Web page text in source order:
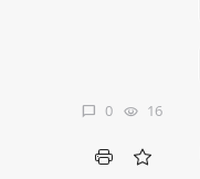
chat_bubble 0 visibility 16